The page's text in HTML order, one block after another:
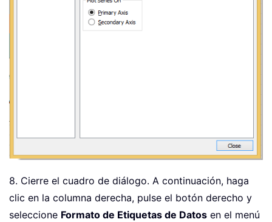
8. Cierre el cuadro de diálogo. A continuación, haga
clic en la columna derecha, pulse el botón derecho y
seleccione Formato de Etiquetas de Datos en el menú